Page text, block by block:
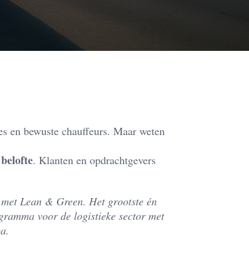
en bewuste chauffeurs. Maar weten
. Klanten en opdrachtgevers
Lean & Green. Het grootste én
voor de logistieke sector met